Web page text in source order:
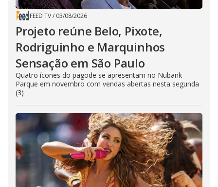
FEED TV/ 03/08/2026
Projeto reúne Belo, Pixote,
Rodriguinho e Marquinhos
Sensação em São Paulo
Quatro ícones do pagode se apresentam no Nubank
Parque em novembro com vendas abertas nesta segunda
(3)